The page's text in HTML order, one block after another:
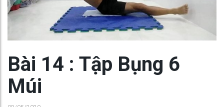
Bài 14 : Tập Bụng 6
Múi